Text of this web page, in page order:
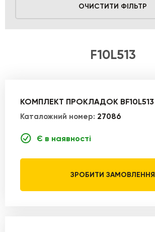
ОЧИСТИТИ ФІЛЬТР
F10L513
КОМПЛЕКТ ПРОКЛАДОК BF10L513
Каталожний номер: 27086
Є в наявності
ЗРОБИТИ ЗАМОВЛЕННЯ